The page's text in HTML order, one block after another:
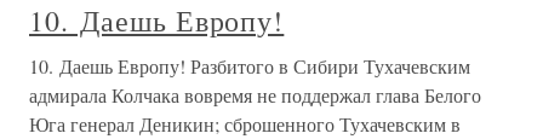
10. Даешь Европу!
10. Даешь Европу! Разбитого в Сибири Тухачевским
адмирала Колчака вовремя не поддержал глава Белого
Юга генерал Деникин; сброшенного Тухачевским в